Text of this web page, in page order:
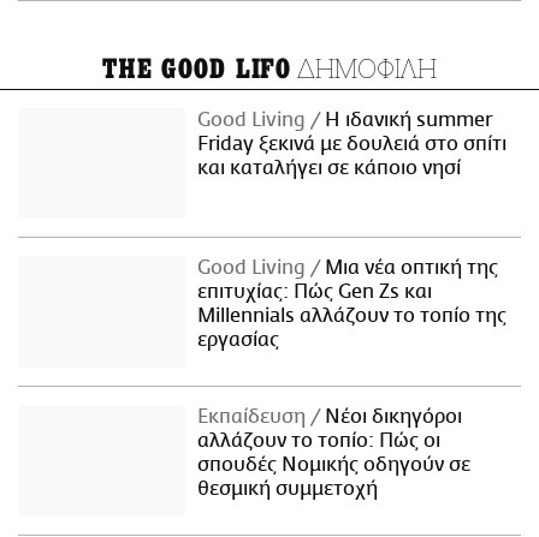
THE GOOD LIFO ΔΗΜΟΦΙΛΗ
Good Living
Η ιδανική summer
Friday ξεκινά με δουλειά στο σπίτι
και καταλήγει σε κάποιο νησί
Good Living
Μια νέα οπτική της
επιτυχίας: Πώς Gen Zs και
Millennials αλλάζουν το τοπίο της
εργασίας
Εκπαίδευση
Νέοι δικηγόροι
αλλάζουν το τοπίο: Πώς οι
σπουδές Νομικής οδηγούν σε
θεσμική συμμετοχή